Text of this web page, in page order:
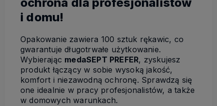
ochrona dla profesjonalistów
i domu!
Opakowanie zawiera 100 sztuk rękawic, co
gwarantuje długotrwałe użytkowanie.
Wybierając medaSEPT PREFER, zyskujesz
produkt łączący w sobie wysoką jakość,
komfort i niezawodną ochronę. Sprawdzą się
one idealnie w pracy profesjonalistów, a także
w domowych warunkach.